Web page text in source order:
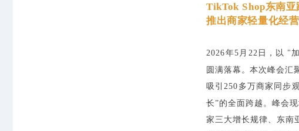
TikTok Shop东南亚
推出商家轻量化经
2026年5月22日，以 "
圆满落幕。本次峰会汇
吸引250多万商家同步
长”的全面跨越。峰会
家三大增长规律、东南